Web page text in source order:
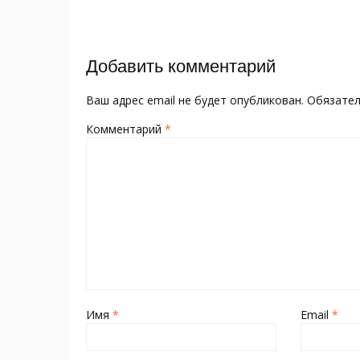
k s
ni
ki ь
Добавить комментарий
Ваш адрес email не будет опубликован.
Комментарий *
Имя * Email *